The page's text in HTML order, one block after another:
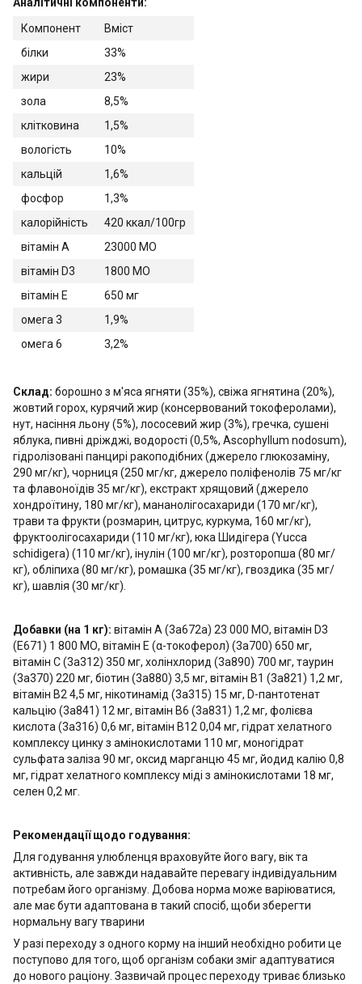
Аналітичні компоненти:
Компонент
Вміст
білки
33%
жири
23%
зола
8,5%
клітковина
1,5%
вологість
10%
кальцій
1,6%
фосфор
1,3%
калорійність
420 ккал/100гр
вітамін A
23000 МО
вітамін D3
1800 МО
вітамін E
650 мг
омега 3
1,9%
омега 6
3,2%
Склад: борошно з м'яса ягняти (35%), свіжа ягнятина (20%),
жовтий горох, курячий жир (консервований токоферолами),
нут, насіння льону (5%), лососевий жир (3%), гречка, сушені
яблука, пивні дріжджі, водорості (0,5%, Ascophyllum nodosum),
гідролізовані панцирі ракоподібних (джерело глюкозаміну,
290 мг/кг), чорниця (250 мг/кг, джерело поліфенолів 75 мг/кг
та флавоноїдів 35 мг/кг), екстракт хрящовий (джерело
хондроїтину, 180 мг/кг), мананолігосахариди (170 мг/кг),
трави та фрукти (розмарин, цитрус, куркума, 160 мг/кг),
фруктоолігосахариди (110 мг/кг), юка Шидігера (Yucca
schidigera) (110 мг/кг), інулін (100 мг/кг), розторопша (80 мг/
кг), обліпиха (80 мг/кг), ромашка (35 мг/кг), гвоздика (35 мг/
кг), шавлія (30 мг/кг).
Добавки (на 1 кг): вітамін A (3a672a) 23 000 МО, вітамін D3
(E671) 1 800 МО, вітамін E (α-токоферол) (3a700) 650 мг,
вітамін C (3a312) 350 мг, холінхлорид (3a890) 700 мг, таурин
(3a370) 220 мг, біотин (3a880) 3,5 мг, вітамін B1 (3a821) 1,2 мг,
вітамін B2 4,5 мг, нікотинамід (3a315) 15 мг, D-пантотенат
кальцію (3a841) 12 мг, вітамін B6 (3a831) 1,2 мг, фолієва
кислота (3a316) 0,6 мг, вітамін B12 0,04 мг, гідрат хелатного
комплексу цинку з амінокислотами 110 мг, моногідрат
сульфата заліза 90 мг, оксид марганцю 45 мг, йодид калію 0,8
мг, гідрат хелатного комплексу міді з амінокислотами 18 мг,
селен 0,2 мг.
Рекомендації щодо годування:
Для годування улюбленця враховуйте його вагу, вік та
активність, але завжди надавайте перевагу індивідуальним
потребам його організму. Добова норма може варіюватися,
але має бути адаптована в такий спосіб, щоби зберегти
нормальну вагу тварини
У разі переходу з одного корму на інший необхідно робити це
поступово для того, щоб організм собаки зміг адаптуватися
до нового раціону. Зазвичай процес переходу триває близько